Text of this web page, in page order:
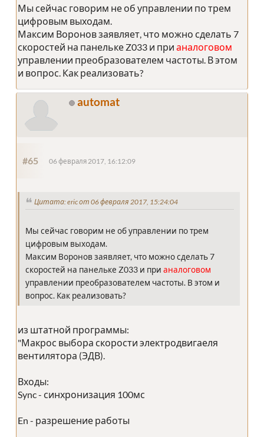
Мы сейчас говорим не об управлении по трем
цифровым выходам.
Максим Воронов заявляет, что можно сделать 7
скоростей на панельке Z033 и при аналоговом
управлении преобразователем частоты. В этом
и вопрос. Как реализовать?
automat
#65 06 февраля 2017, 16:12:09
Цитата: eric от 06 февраля 2017, 15:24:04
Мы сейчас говорим не об управлении по трем
цифровым выходам.
Максим Воронов заявляет, что можно сделать 7
скоростей на панельке Z033 и при аналоговом
управлении преобразователем частоты. В этом и
вопрос. Как реализовать?
из штатной программы:
"Макрос выбора скорости электродвигаеля
вентилятора (ЭДВ).
Входы:
Sync - синхронизация 100мс
En - разрешение работы